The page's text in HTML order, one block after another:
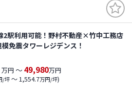
2駅利用可能！野村不動産×竹中工務店
免震タワーレジデンス！
万円 ～ 49,980万円
/坪～ 1,554.7万円/坪)